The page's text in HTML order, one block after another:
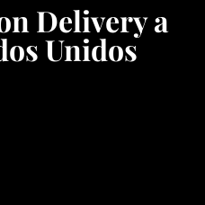
Delivery a
Unidos